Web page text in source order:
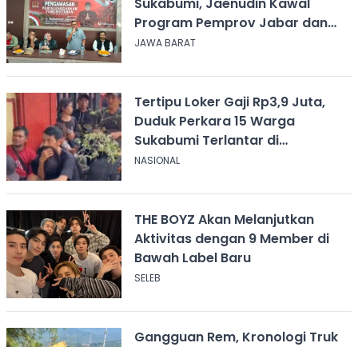
Sukabumi, Jaenudin Kawal
Program Pemprov Jabar dan
Serap Aspirasi
JAWA BARAT
Tertipu Loker Gaji Rp3,9 Juta,
Duduk Perkara 15 Warga
Sukabumi Terlantar di
Kalimantan
NASIONAL
THE BOYZ Akan Melanjutkan
Aktivitas dengan 9 Member di
Bawah Label Baru
SELEB
Gangguan Rem, Kronologi Truk